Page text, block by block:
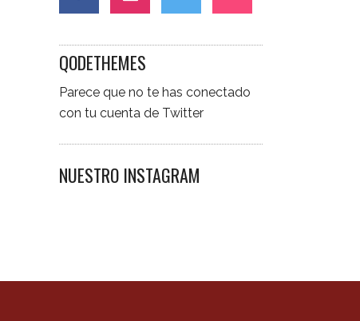
QODETHEMES
Parece que no te has conectado
con tu cuenta de Twitter
NUESTRO INSTAGRAM